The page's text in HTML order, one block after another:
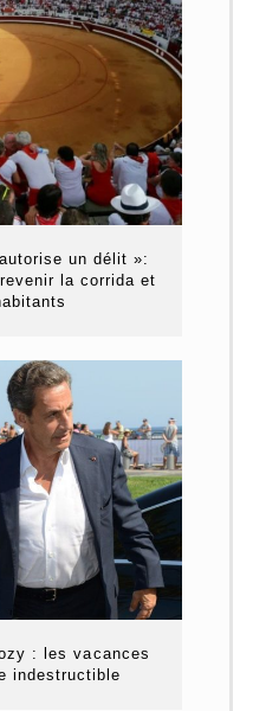
un délit »:
la corrida et
: les vacances
indestructible